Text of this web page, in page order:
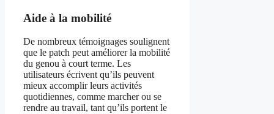
Aide à la mobilité
De nombreux témoignages soulignent
que le patch peut améliorer la mobilité
du genou à court terme. Les
utilisateurs écrivent qu’ils peuvent
mieux accomplir leurs activités
quotidiennes, comme marcher ou se
rendre au travail, tant qu’ils portent le